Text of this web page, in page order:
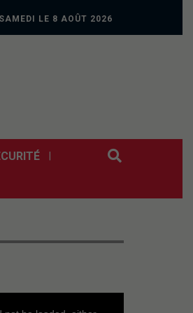
SAMEDI LE 8 AOÛT 2026